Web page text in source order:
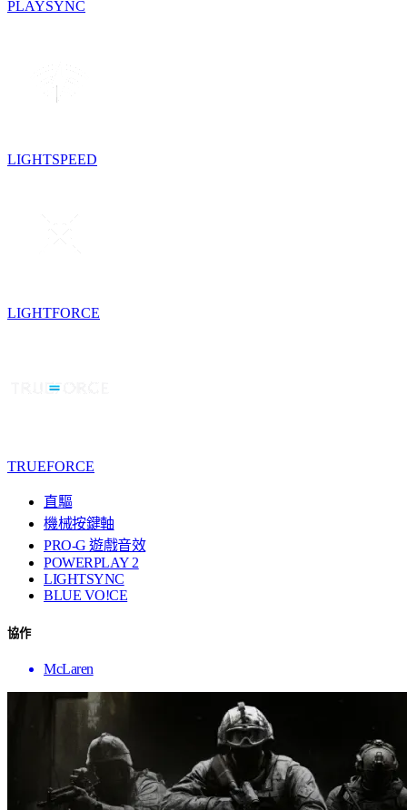
PLAYSYNC
LIGHTSPEED
LIGHTFORCE
TRUEFORCE
直驅
機械按鍵軸
PRO-G 遊戲音效
POWERPLAY 2
LIGHTSYNC
BLUE VO!CE
協作
McLaren